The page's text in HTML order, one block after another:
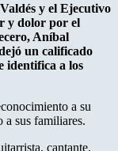
y el Ejecutivo
y dolor por el
Aníbal
un calificado
identifica a los
a su
a sus familiares.
cantante,